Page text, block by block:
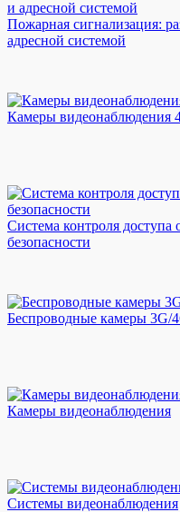
Пожарная сигнализация:
адресной системой
Камеры видеонаблюдения
Система контроля
безопасности
Беспроводные камеры 3G/
Камеры видеонаблюдения
Системы видеонаблюдения